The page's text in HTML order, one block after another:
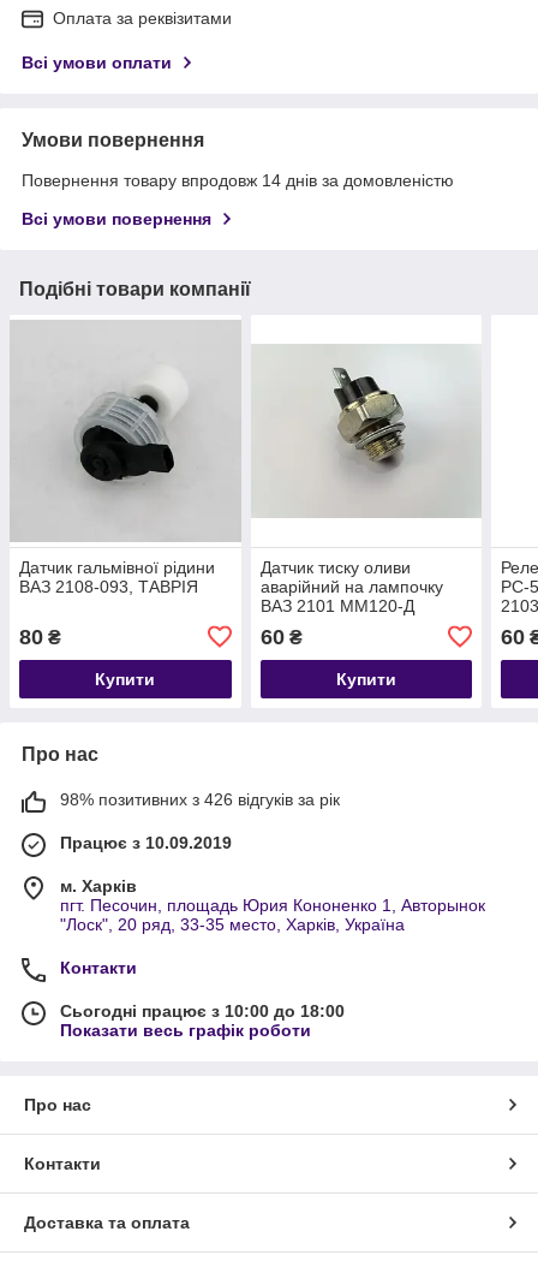
Оплата за реквізитами
Всі умови оплати
Умови повернення
Повернення товару впродовж 14 днів за домовленістю
Всі умови повернення
Подібні товари компанії
Датчик гальмівної рідини
ВАЗ 2108-093, ТАВРІЯ
80 ₴
Купити
Датчик тиску оливи
аварійний на лампочку
ВАЗ 2101 ММ120-Д
60₴
Купити
РС-
60
Про нас
98% позитивних з 426 відгуків за рік
Працює з 10.09.2019
м. Харків
пгт. Песочин, площадь Юрия Кононенко 1, Авторынок
"Лоск", 20 ряд, 33-35 место, Харків, Україна
Контакти
Сьогодні працює з 10:00 до 18:00
Показати весь графік роботи
Про нас
Контакти
Доставка та оплата